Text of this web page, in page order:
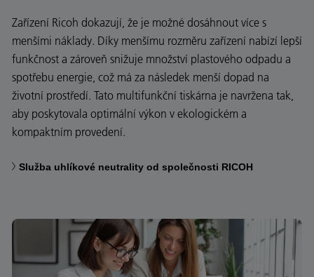
Zařízení Ricoh dokazují, že je možné dosáhnout více s
menšími náklady. Díky menšímu rozměru zařízení nabízí lepší
funkčnost a zároveň snižuje množství plastového odpadu a
spotřebu energie, což má za následek menší dopad na
životní prostředí. Tato multifunkční tiskárna je navržena tak,
aby poskytovala optimální výkon v ekologickém a
kompaktním provedení.
Služba uhlíkové neutrality od společnosti RICOH